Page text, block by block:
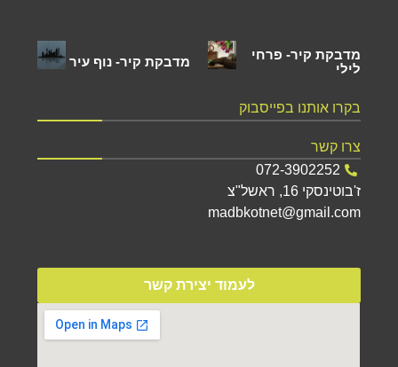
מדבקת קיר- פרחי
לילי
מדבקת קיר- נוף עיר
בקרו אותנו בפייסבוק
צרו קשר
072-3902252
ז'בוטינסקי 16, ראשל"צ
madbkotnet@gmail.com
לעמוד יצירת קשר